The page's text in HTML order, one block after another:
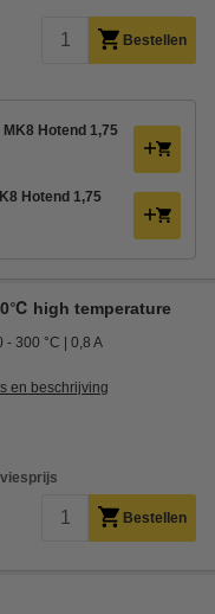
Bestellen
Hotend 1,75
Hotend 1,75
high temperature
- 300 °C 0,8 A
en beschrijving
Bestellen